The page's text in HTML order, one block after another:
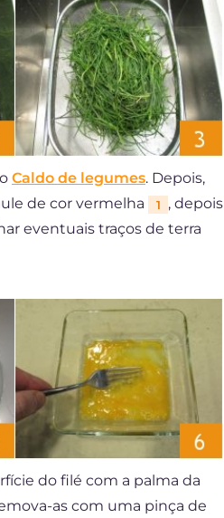
Caldo de legumes. Depois,
de cor vermelha
1
, depois
eventuais traços de terra
do filé com a palma da
as com uma pinça de